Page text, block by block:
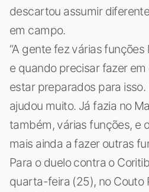
descartou assumir
em campo.
“A gente fez várias
e quando precisar fazer
estar preparados para
ajudou muito. Já fazia no
também, várias funções, e
mais ainda a fazer outras
Para o duelo contra o
quarta-feira (25), no Couto